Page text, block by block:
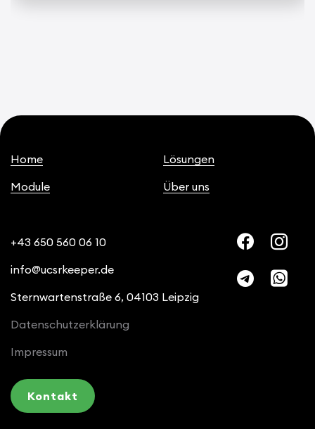
Home
Lösungen
Module
Über uns
+43 650 560 06 10
info@ucsrkeeper.de
Sternwartenstraße 6, 04103 Leipzig
Datenschutzerklärung
Impressum
Kontakt